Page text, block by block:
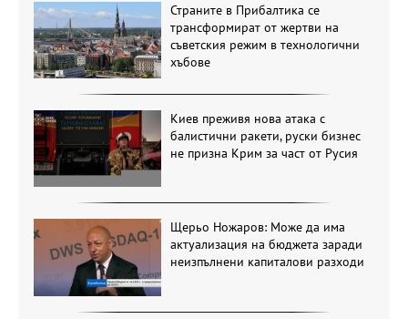
Страните в Прибалтика се
трансформират от жертви на
съветския режим в технологични
хъбове
Киев преживя нова атака с
балистични ракети, руски бизнес
не призна Крим за част от Русия
Щерьо Ножаров: Може да има
актуализация на бюджета заради
неизпълнени капиталови разходи